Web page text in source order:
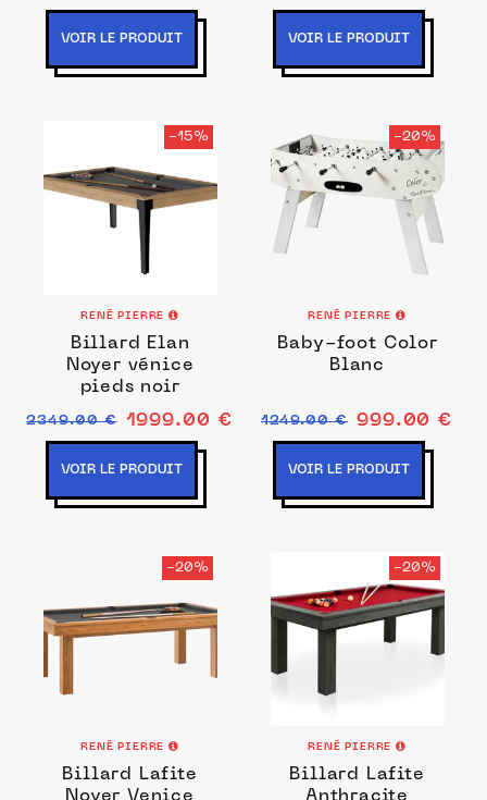
VOIR LE PRODUIT VOIR LE PRODUIT
-15%
RENÉ PIERRE
Billard Elan
Noyer vénice
pieds noir
2349.00 € 1999.00 €
VOIR LE PRODUIT
-20%
RENÉ PIERRE
Baby-foot Color
Blanc
1249.00 € 999.00 €
VOIR LE PRODUIT
-20%
RENÉ PIERRE
Billard Lafite
-20%
RENÉ PIERRE
Billard Lafite